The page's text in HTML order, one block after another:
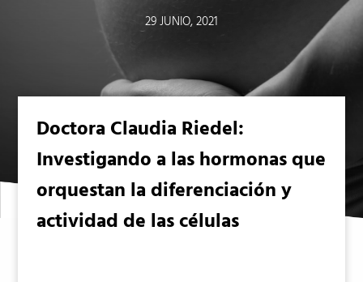
29 JUNIO, 2021
Doctora Claudia Riedel:
Investigando a las hormonas que
orquestan la diferenciación y
actividad de las células